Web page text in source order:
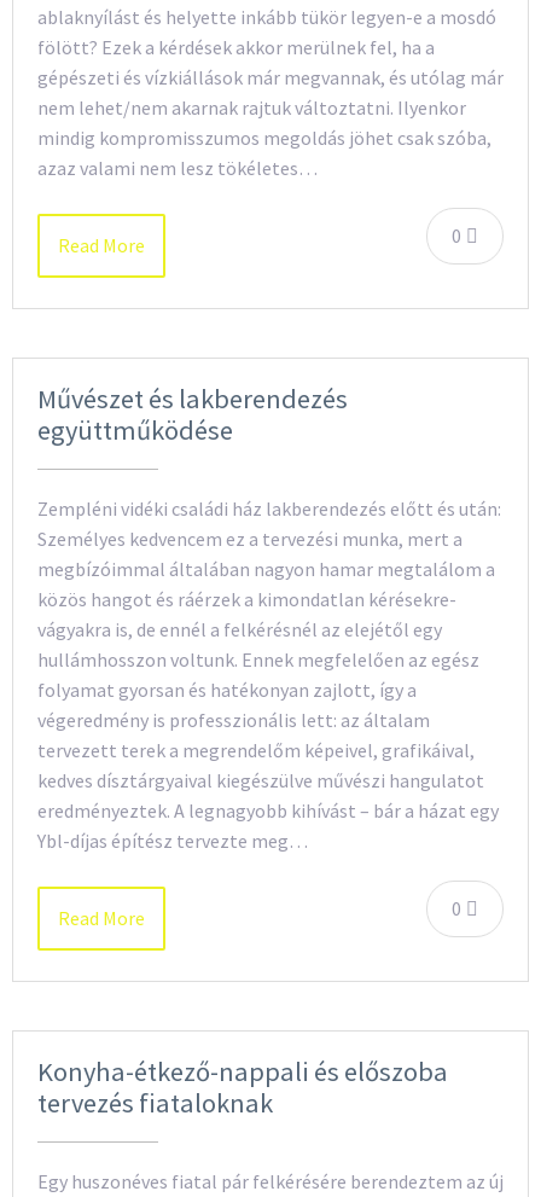
ablaknyílást és helyette inkább tükör legyen-e a mosdó
fölött? Ezek a kérdések akkor merülnek fel, ha a
gépészeti és vízkiállások már megvannak, és utólag már
nem lehet/nem akarnak rajtuk változtatni. Ilyenkor
mindig kompromisszumos megoldás jöhet csak szóba,
azaz valami nem lesz tökéletes…
0
Read More
Művészet és lakberendezés
együttműködése
Zempléni vidéki családi ház lakberendezés előtt és után:
Személyes kedvencem ez a tervezési munka, mert a
megbízóimmal általában nagyon hamar megtalálom a
közös hangot és ráérzek a kimondatlan kérésekre-
vágyakra is, de ennél a felkérésnél az elejétől egy
hullámhosszon voltunk. Ennek megfelelően az egész
folyamat gyorsan és hatékonyan zajlott, így a
végeredmény is professzionális lett: az általam
tervezett terek a megrendelőm képeivel, grafikáival,
kedves dísztárgyaival kiegészülve művészi hangulatot
eredményeztek. A legnagyobb kihívást – bár a házat egy
Ybl-díjas építész tervezte meg…
0
Read More
Konyha-étkező-nappali és előszoba
tervezés fiataloknak
Egy huszonéves fiatal pár felkérésére berendeztem az új